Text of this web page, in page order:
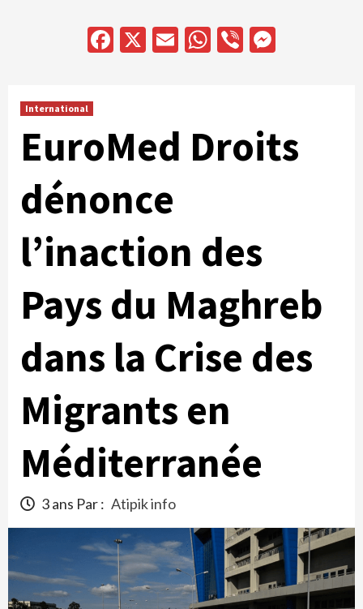
Facebook
X EmailWhatsApp
Viber
International
EuroMed Droits
dénonce
l’inaction des
Pays du Maghreb
dans la Crise des
Migrants en
Méditerranée
3 ans Par : Atipik info